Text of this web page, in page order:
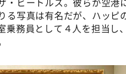
る写真は有名だが、ハッピ
乗務員として４人を担当し